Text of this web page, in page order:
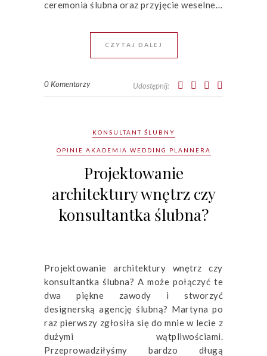
ceremonia ślubna oraz przyjęcie weselne…
CZYTAJ DALEJ
0 Komentarzy Udostępnij:
KONSULTANT ŚLUBNY
OPINIE AKADEMIA WEDDING PLANNERA
Projektowanie
architektury wnętrz czy
konsultantka ślubna?
Projektowanie architektury wnętrz czy
konsultantka ślubna? A może połączyć te
dwa piękne zawody i stworzyć
designerską agencję ślubną? Martyna po
raz pierwszy zgłosiła się do mnie w lecie z
dużymi wątpliwościami.
Przeprowadziłyśmy bardzo długą